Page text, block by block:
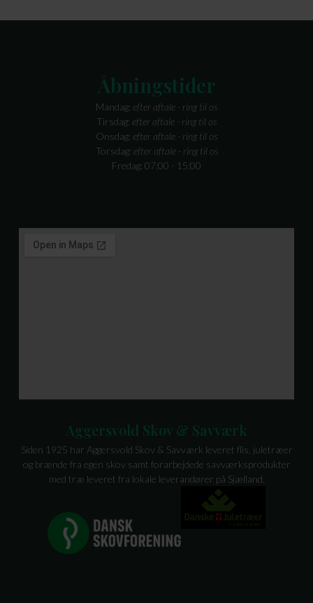
Åbningstider
Mandag: efter aftale - ring til os
Tirsdag: efter aftale - ring til os
Onsdag: efter aftale - ring til os
Torsdag: efter aftale - ring til os
Fredag: 07:00 - 15:00
Aggersvold Skov & Savværk
Siden 1925 har Aggersvold Skov & Savværk leveret flis, juletræer
og brænde fra egen skov samt forarbejdede savværksprodukter
med træ leveret fra lokale leverandører på Sjælland.